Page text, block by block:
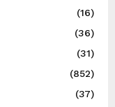
(16)
(36)
(31)
(852)
(37)